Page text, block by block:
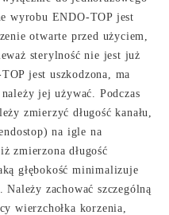
wyrobu ENDO-TOP jest
otwarte przed użyciem,
sterylność nie jest już
jest uszkodzona, ma
jej używać. Podczas
zmierzyć długość kanału,
na igle na
zmierzona długość
głębokość minimalizuje
zachować szczególną
wierzchołka korzenia,